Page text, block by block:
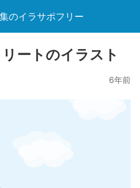
のイラサポフリー
ートのイラスト
6年前